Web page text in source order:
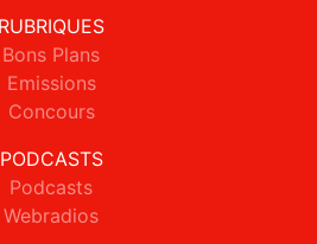
RUBRIQUES
Bons Plans
Emissions
Concours
PODCASTS
Podcasts
Webradios